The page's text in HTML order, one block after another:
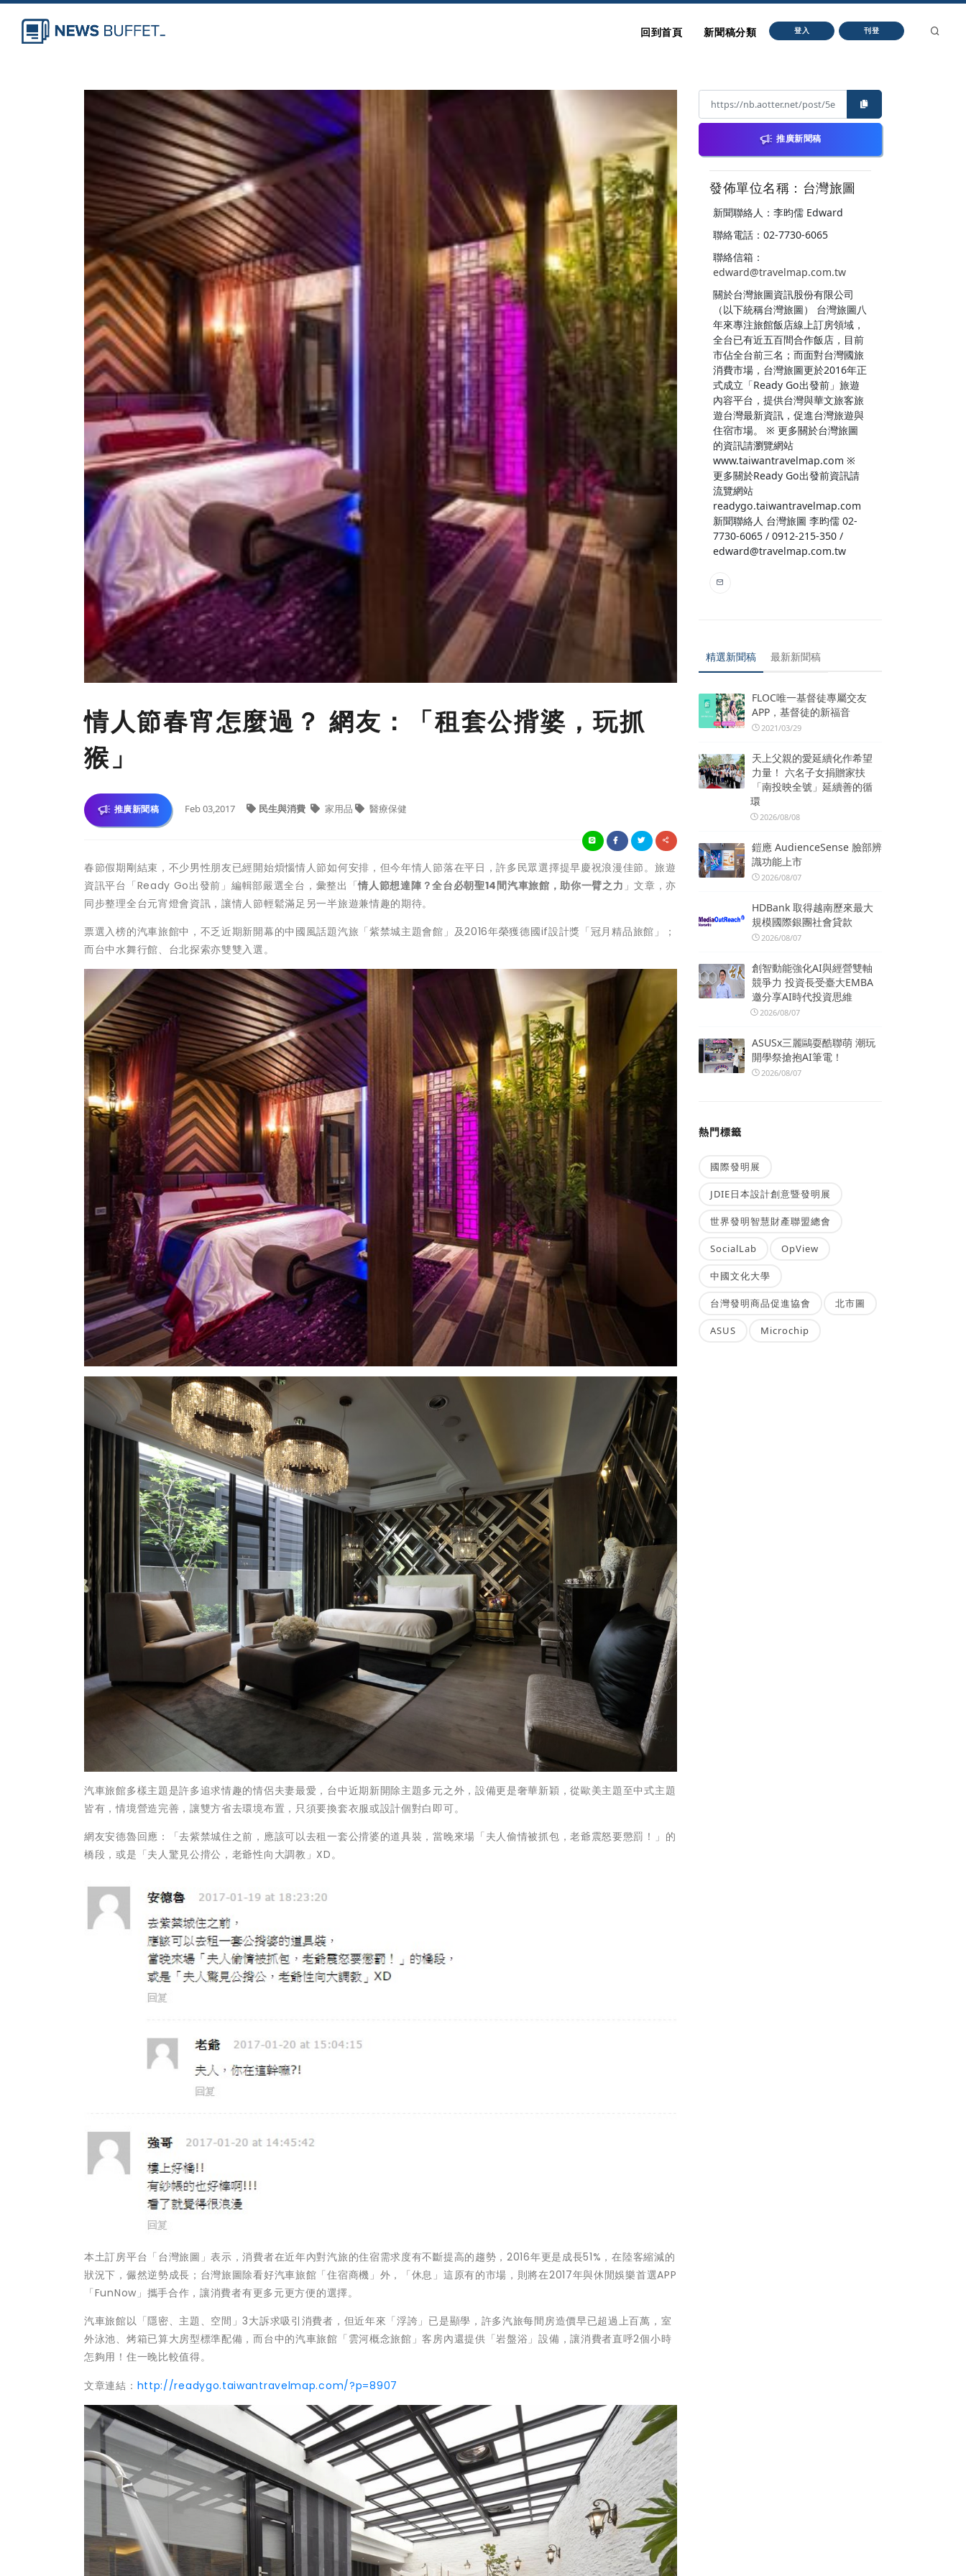
回到首頁 新聞稿分類 登入 刊登
情人節春宵怎麼過？ 網友：「租套公揹婆，玩抓
猴」
推廣新聞稿 Feb 03,2017 民生與消費 家用品 醫療保健
春節假期剛結束，不少男性朋友已經開始煩惱情人節如何安排，但今年情人節落在平日，許多民眾選擇提早慶祝浪漫佳節。旅遊
資訊平台「Ready Go出發前」編輯部嚴選全台，彙整出「情人節想達陣？全台必朝聖14間汽車旅館，助你一臂之力 」文章，亦
同步整理全台元宵燈會資訊，讓情人節輕鬆滿足另一半旅遊兼情趣的期待。
票選入榜的汽車旅館中，不乏近期新開幕的中國風話題汽旅「紫禁城主題會館」及2016年榮獲德國if設計獎「冠月精品旅館」；
而台中水舞行館、台北探索亦雙雙入選。
汽車旅館多樣主題是許多追求情趣的情侶夫妻最愛，台中近期新開除主題多元之外，設備更是奢華新穎，從歐美主題至中式主題
皆有，情境營造完善，讓雙方省去環境布置，只須要換套衣服或設計個對白即可。
網友安德魯回應：「去紫禁城住之前，應該可以去租一套公揹婆的道具裝，當晚來場「夫人偷情被抓包，老爺震怒要懲罰！」的
橋段，或是「夫人驚見公揹公，老爺性向大調教」XD。
本土訂房平台「台灣旅圖」表示，消費者在近年內對汽旅的住宿需求度有不斷提高的趨勢，2016年更是成長51%，在陸客縮減的
狀況下，儼然逆勢成長；台灣旅圖除看好汽車旅館「住宿商機」外，「休息」這原有的市場，則將在2017年與休閒娛樂首選APP
「FunNow」攜手合作，讓消費者有更多元更方便的選擇。
汽車旅館以「隱密、主題、空間」3大訴求吸引消費者，但近年來「浮誇」已是顯學，許多汽旅每間房造價早已超過上百萬，室
外泳池、烤箱已算大房型標準配備，而台中的汽車旅館「雲河概念旅館」客房內還提供「岩盤浴」設備，讓消費者直呼2個小時
怎夠用！住一晚比較值得。
文章連結： http://readygo.taiwantravelmap.com/?p=8907
推廣新聞稿
發佈單位名稱：台灣旅圖
新聞聯絡人：李昀儒 Edward
聯絡電話：02-7730-6065
聯絡信箱：
edward@travelmap.com.tw
關於台灣旅圖資訊股份有限公司
（以下統稱台灣旅圖） 台灣旅圖八
年來專注旅館飯店線上訂房領域，
全台已有近五百間合作飯店，目前
市佔全台前三名；而面對台灣國旅
消費市場，台灣旅圖更於2016年正
式成立「Ready Go出發前」旅遊
內容平台，提供台灣與華文旅客旅
遊台灣最新資訊，促進台灣旅遊與
住宿市場。 ※ 更多關於台灣旅圖
的資訊請瀏覽網站
www.taiwantravelmap.com ※
更多關於Ready Go出發前資訊請
流覽網站
readygo.taiwantravelmap.com
新聞聯絡人 台灣旅圖 李昀儒 02-
7730-6065 / 0912-215-350 /
edward@travelmap.com.tw
精選新聞稿 最新新聞稿
FLOC唯一基督徒專屬交友
APP，基督徒的新福音
2021/03/29
天上父親的愛延續化作希望
力量！ 六名子女捐贈家扶
「南投映全號」延續善的循
環
2026/08/08
鎧應 AudienceSense 臉部辨
識功能上市
2026/08/07
HDBank 取得越南歷來最大
規模國際銀團社會貸款
2026/08/07
創智動能強化AI與經營雙軸
競爭力 投資長受臺大EMBA
邀分享AI時代投資思維
2026/08/07
ASUSx三麗鷗耍酷聯萌 潮玩
開學祭搶抱AI筆電！
2026/08/07
熱門標籤
國際發明展
JDIE日本設計創意暨發明展
世界發明智慧財產聯盟總會
SocialLab OpView
中國文化大學
台灣發明商品促進協會 北市圖
ASUS Microchip